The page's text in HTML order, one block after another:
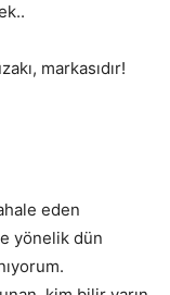
markasıdır!
eden
yönelik dün